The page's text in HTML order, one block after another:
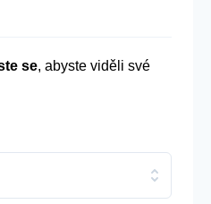
se, abyste viděli své